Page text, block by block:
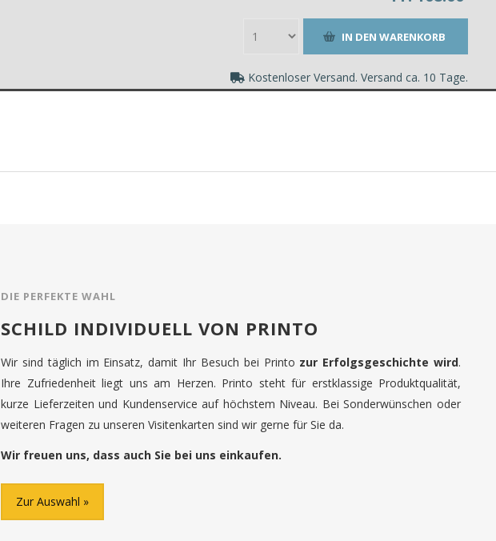
Kostenloser Versand. Versand ca. 10 Tage.
DIE PERFEKTE WAHL
SCHILD INDIVIDUELL VON PRINTO
Wir sind täglich im Einsatz, damit Ihr Besuch bei Printo zur Erfolgsgeschichte wird.
Ihre Zufriedenheit liegt uns am Herzen. Printo steht für erstklassige Produktqualität,
kurze Lieferzeiten und Kundenservice auf höchstem Niveau. Bei Sonderwünschen oder
weiteren Fragen zu unseren Visitenkarten sind wir gerne für Sie da.
Wir freuen uns, dass auch Sie bei uns einkaufen.
Zur Auswahl